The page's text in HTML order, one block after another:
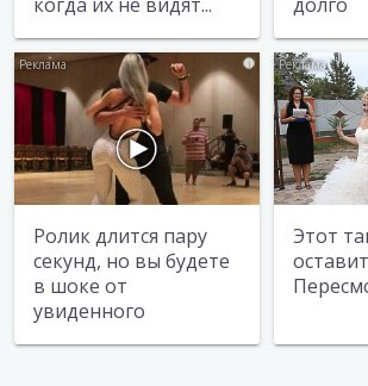
i
Ролик длится пару
секунд, но вы будете
в шоке от
увиденного
Этот